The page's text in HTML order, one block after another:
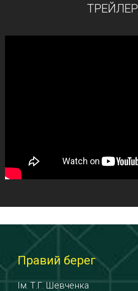
ТРЕЙЛЕР
Правий берег
Ім. Т.Г. Шевченка